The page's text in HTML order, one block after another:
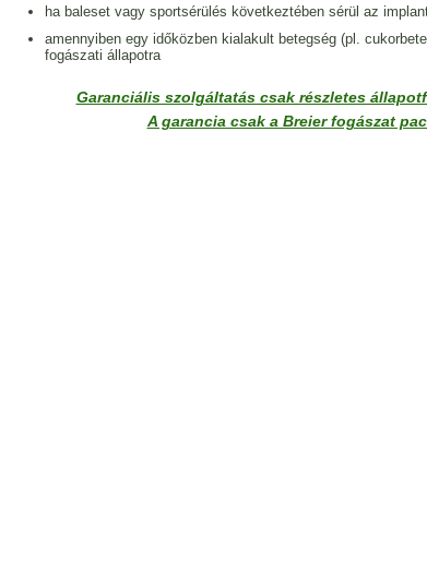
ha baleset vagy sportsérülés következtében sérül az
amennyiben egy időközben kialakult betegség (pl.
fogászati állapotra
Garanciális szolgáltatás csak részletes
A garancia csak a Breier fogászat